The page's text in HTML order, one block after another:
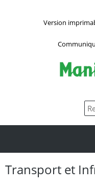
Version
Transport et